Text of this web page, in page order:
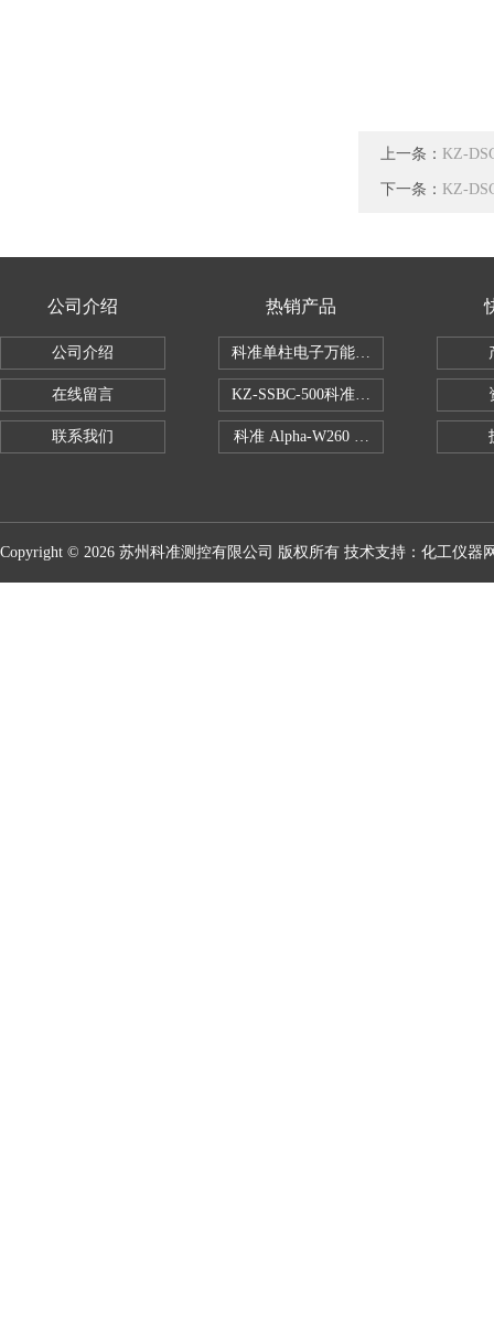
上一条： KZ-
下一条： KZ-
公司介绍
公司介绍
在线留言
联系我们
热销产品
科准单柱电子万能拉力机KZ-SSBC-500
KZ-SSBC-500科准单柱电子万能试验
科准 Alpha-W260 半导体全自动推拉
Copyright © 2026 苏州科准测控有限公司 版权所有 技术支持： 化工仪器